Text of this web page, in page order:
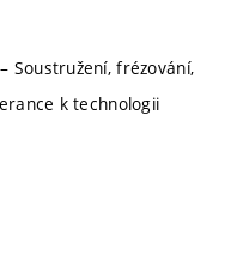
Soustružení, frézování,
k technologii